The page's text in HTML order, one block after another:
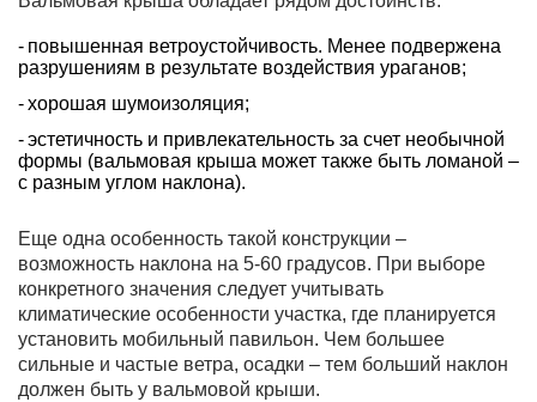
повышенная ветроустойчивость. Менее подвержена
разрушениям в результате воздействия ураганов;
хорошая шумоизоляция;
эстетичность и привлекательность за счет необычной
формы (вальмовая крыша может также быть ломаной –
с разным углом наклона).
Еще одна особенность такой конструкции –
возможность наклона на 5-60 градусов. При выборе
конкретного значения следует учитывать
климатические особенности участка, где планируется
установить мобильный павильон. Чем большее
сильные и частые ветра, осадки – тем больший наклон
должен быть у вальмовой крыши.